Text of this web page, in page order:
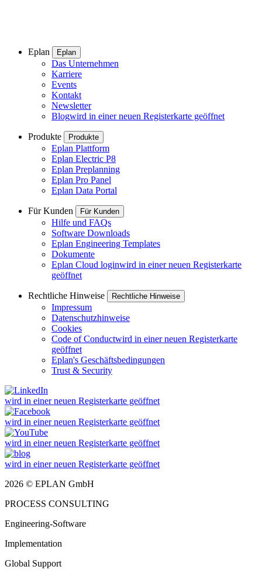
Eplan Eplan
Das Unternehmen
Karriere
Events
Kontakt
Newsletter
Blogwird in einer neuen Registerkarte geöffnet
Produkte Produkte
Eplan Plattform
Eplan Electric P8
Eplan Preplanning
Eplan Pro Panel
Eplan Data Portal
Für Kunden Für Kunden
Hilfe und FAQs
Software Downloads
Eplan Engineering Templates
Dokumente
Eplan Cloud loginwird in einer neuen Registerkarte
geöffnet
Rechtliche Hinweise Rechtliche Hinweise
Impressum
Datenschutzhinweise
Cookies
Code of Conductwird in einer neuen Registerkarte
geöffnet
Eplan's Geschäftsbedingungen
Trust & Security
wird in einer neuen Registerkarte geöffnet
wird in einer neuen Registerkarte geöffnet
wird in einer neuen Registerkarte geöffnet
wird in einer neuen Registerkarte geöffnet
2026 © EPLAN GmbH
PROCESS CONSULTING
Engineering-Software
Implementation
Global Support